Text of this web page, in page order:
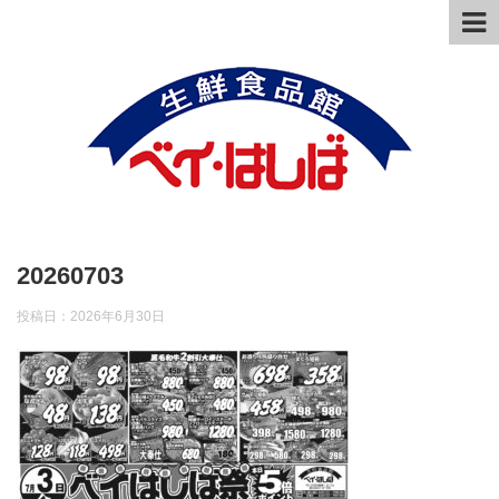
20260703
投稿日： 2026年6月30日